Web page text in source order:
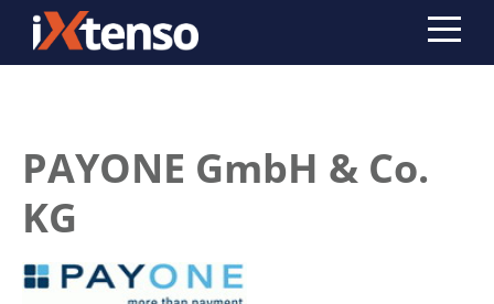
PAYONE GmbH & Co.
KG